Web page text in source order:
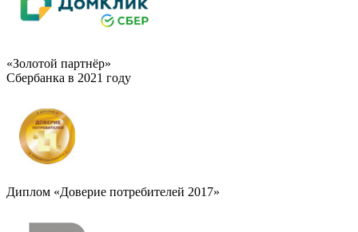
«Золотой партнёр»
Сбербанка в 2021 году
Диплом «Доверие потребителей 2017»